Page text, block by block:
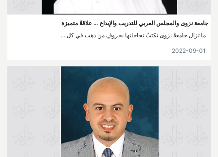
جامعة نزوى والمجلس العربي للتدريب والإبداع … علاقةٌ متميزة
ما تزال جامعةُ نزوى تكتبُ نجاحاتها بحروفٍ من ذهب في كل ...
2022-09-01